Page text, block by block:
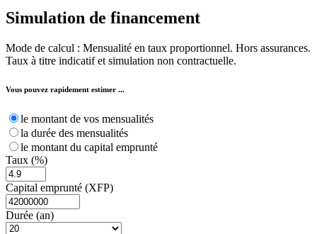
Simulation de financement
Mode de calcul : Mensualité en taux proportionnel. Hors assurances.
Taux à titre indicatif et simulation non contractuelle.
Vous pouvez rapidement estimer ...
le montant de vos mensualités
la durée des mensualités
le montant du capital emprunté
Taux (%)
Capital emprunté (XFP)
Durée (an)